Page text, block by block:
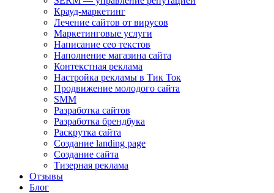
Крауд-маркетинг
Лечение сайтов от вирусов
Маркетинговые услуги
Написание сео текстов
Наполнение магазина сайта
Контекстная реклама
Настройка рекламы в Тик Ток
Продвижение молодого сайта
SMM
Разработка сайтов
Разработка брендбука
Раскрутка сайта
Создание landing page
Создание сайта
Тизерная реклама
Отзывы
Блог